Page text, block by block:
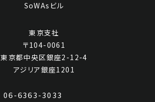
SoWAsビル
東京支社
〒104-0061
東京都中央区銀座2-12-4
アジリア銀座1201
06-6363-3033